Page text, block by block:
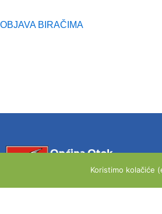
OBJAVA BIRAČIMA
Koristimo kolačiće